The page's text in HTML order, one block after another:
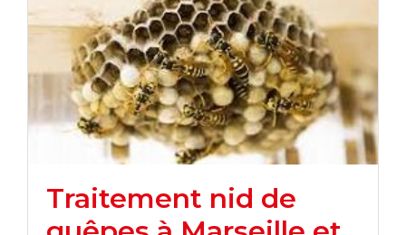
Traitement nid de